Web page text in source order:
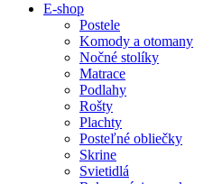
E-shop
Postele
Komody a otomany
Nočné stolíky
Matrace
Podlahy
Rošty
Plachty
Posteľné obliečky
Skrine
Svietidlá